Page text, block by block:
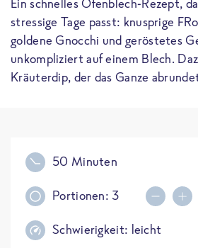
stressige Tage passt: knusprige
goldene Gnocchi und geröstetes
unkompliziert auf einem Blech.
Kräuterdip, der das Ganze
50 Minuten
Portionen: 3
Schwierigkeit: leicht